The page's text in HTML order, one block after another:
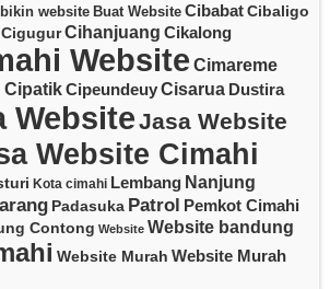
bikin website Buat Website CibabatCibaligo
CigugurCihanjuang Cikalong
Website Cimareme
CipatikCipeundeuyCisarua Dustira
WebsiteJasa Website
Website Cimahi
Kota cimahi Lembang Nanjung
Padasuka Patrol Pemkot Cimahi
Contong Website Website bandung
Website Murah Website Murah